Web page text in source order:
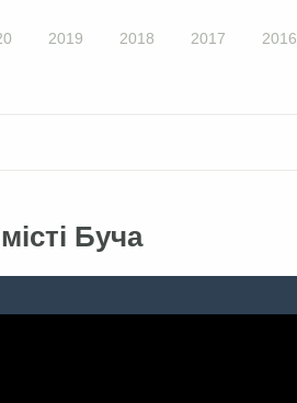
2019 2018 2017 2016
Буча